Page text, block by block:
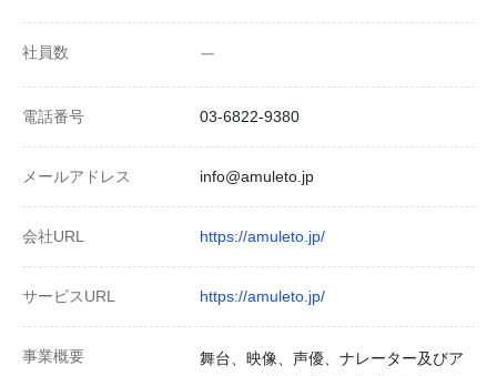
社員数 ー
電話番号 03-6822-9380
メールアドレス info@amuleto.jp
会社URL https://amuleto.jp/
サービスURL https://amuleto.jp/
事業概要
舞台、映像、声優、ナレーター及びア